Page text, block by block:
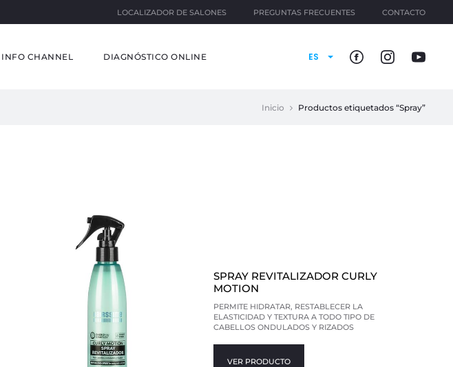
LOCALIZADOR DE SALONES PREGUNTAS FRECUENTES CONTACTO
INFO CHANNEL DIAGNÓSTICO ONLINE ES
Inicio Productos etiquetados “Spray”
SPRAY REVITALIZADOR CURLY
MOTION
PERMITE HIDRATAR, RESTABLECER LA
ELASTICIDAD Y TEXTURA A TODO TIPO DE
CABELLOS ONDULADOS Y RIZADOS
VER PRODUCTO